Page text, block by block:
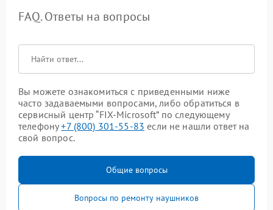
FAQ. Ответы на вопросы
Вы можете ознакомиться с приведенными ниже
часто задаваемыми вопросами, либо обратиться в
сервисный центр “FIX-Microsoft” по следующему
телефону+7 (800) 301-55-83 если не нашли ответ на
свой вопрос.
Общие вопросы
Вопросы по ремонту наушников